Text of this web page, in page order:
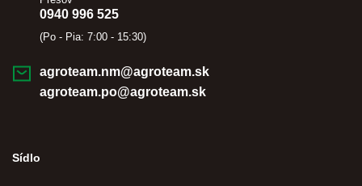
0940 996 525
(Po - Pia: 7:00 - 15:30)
agroteam.nm@agroteam.sk
agroteam.po@agroteam.sk
Sídlo